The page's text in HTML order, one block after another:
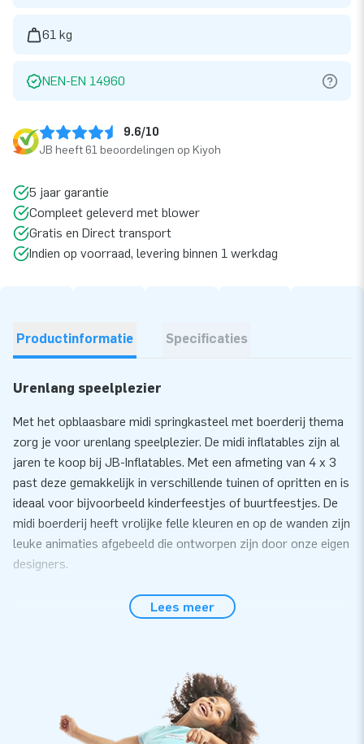
61 kg
NEN-EN 14960
9.6/10
JB heeft 61 beoordelingen op Kiyoh
5 jaar garantie
Compleet geleverd met blower
Gratis en Direct transport
Indien op voorraad, levering binnen 1 werkdag
Productinformatie Specificaties
Urenlang speelplezier
Met het opblaasbare midi springkasteel met boerderij thema
zorg je voor urenlang speelplezier. De midi inflatables zijn al
jaren te koop bij JB-Inflatables. Met een afmeting van 4 x 3
past deze gemakkelijk in verschillende tuinen of opritten en is
ideaal voor bijvoorbeeld kinderfeestjes of buurtfeestjes. De
midi boerderij heeft vrolijke felle kleuren en op de wanden zijn
leuke animaties afgebeeld die ontworpen zijn door onze eigen
designers.
Gemak en Service
of buurtfeest. Het mini springkasteel wordt compact in één
deel geleverd en is daardoor gemakkelijk te transporteren.
De inflatable wordt geleverd inclusief blower,
verankeringsmateriaal, transportzak, en een duidelijke
Lees meer